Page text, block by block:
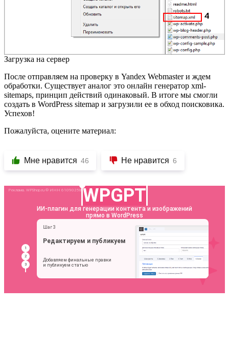
Загрузка на сервер
После отправляем на проверку в Yandex Webmaster и ждем
обработки. Существует аналог это онлайн генератор xml-
sitemaps, принцип действий одинаковый. В итоге мы смогли
создать в WordPress sitemap и загрузили ее в обход поисковика.
Успехов!
Пожалуйста, оцените материал:
Мне нравится 46 Не нравится 6